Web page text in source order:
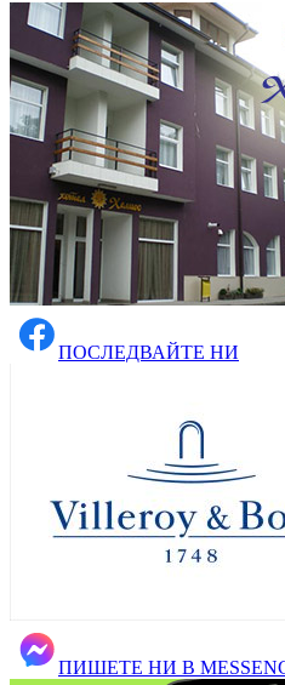
ПОСЛЕДВАЙТЕ НИ
ПИШЕТЕ НИ В